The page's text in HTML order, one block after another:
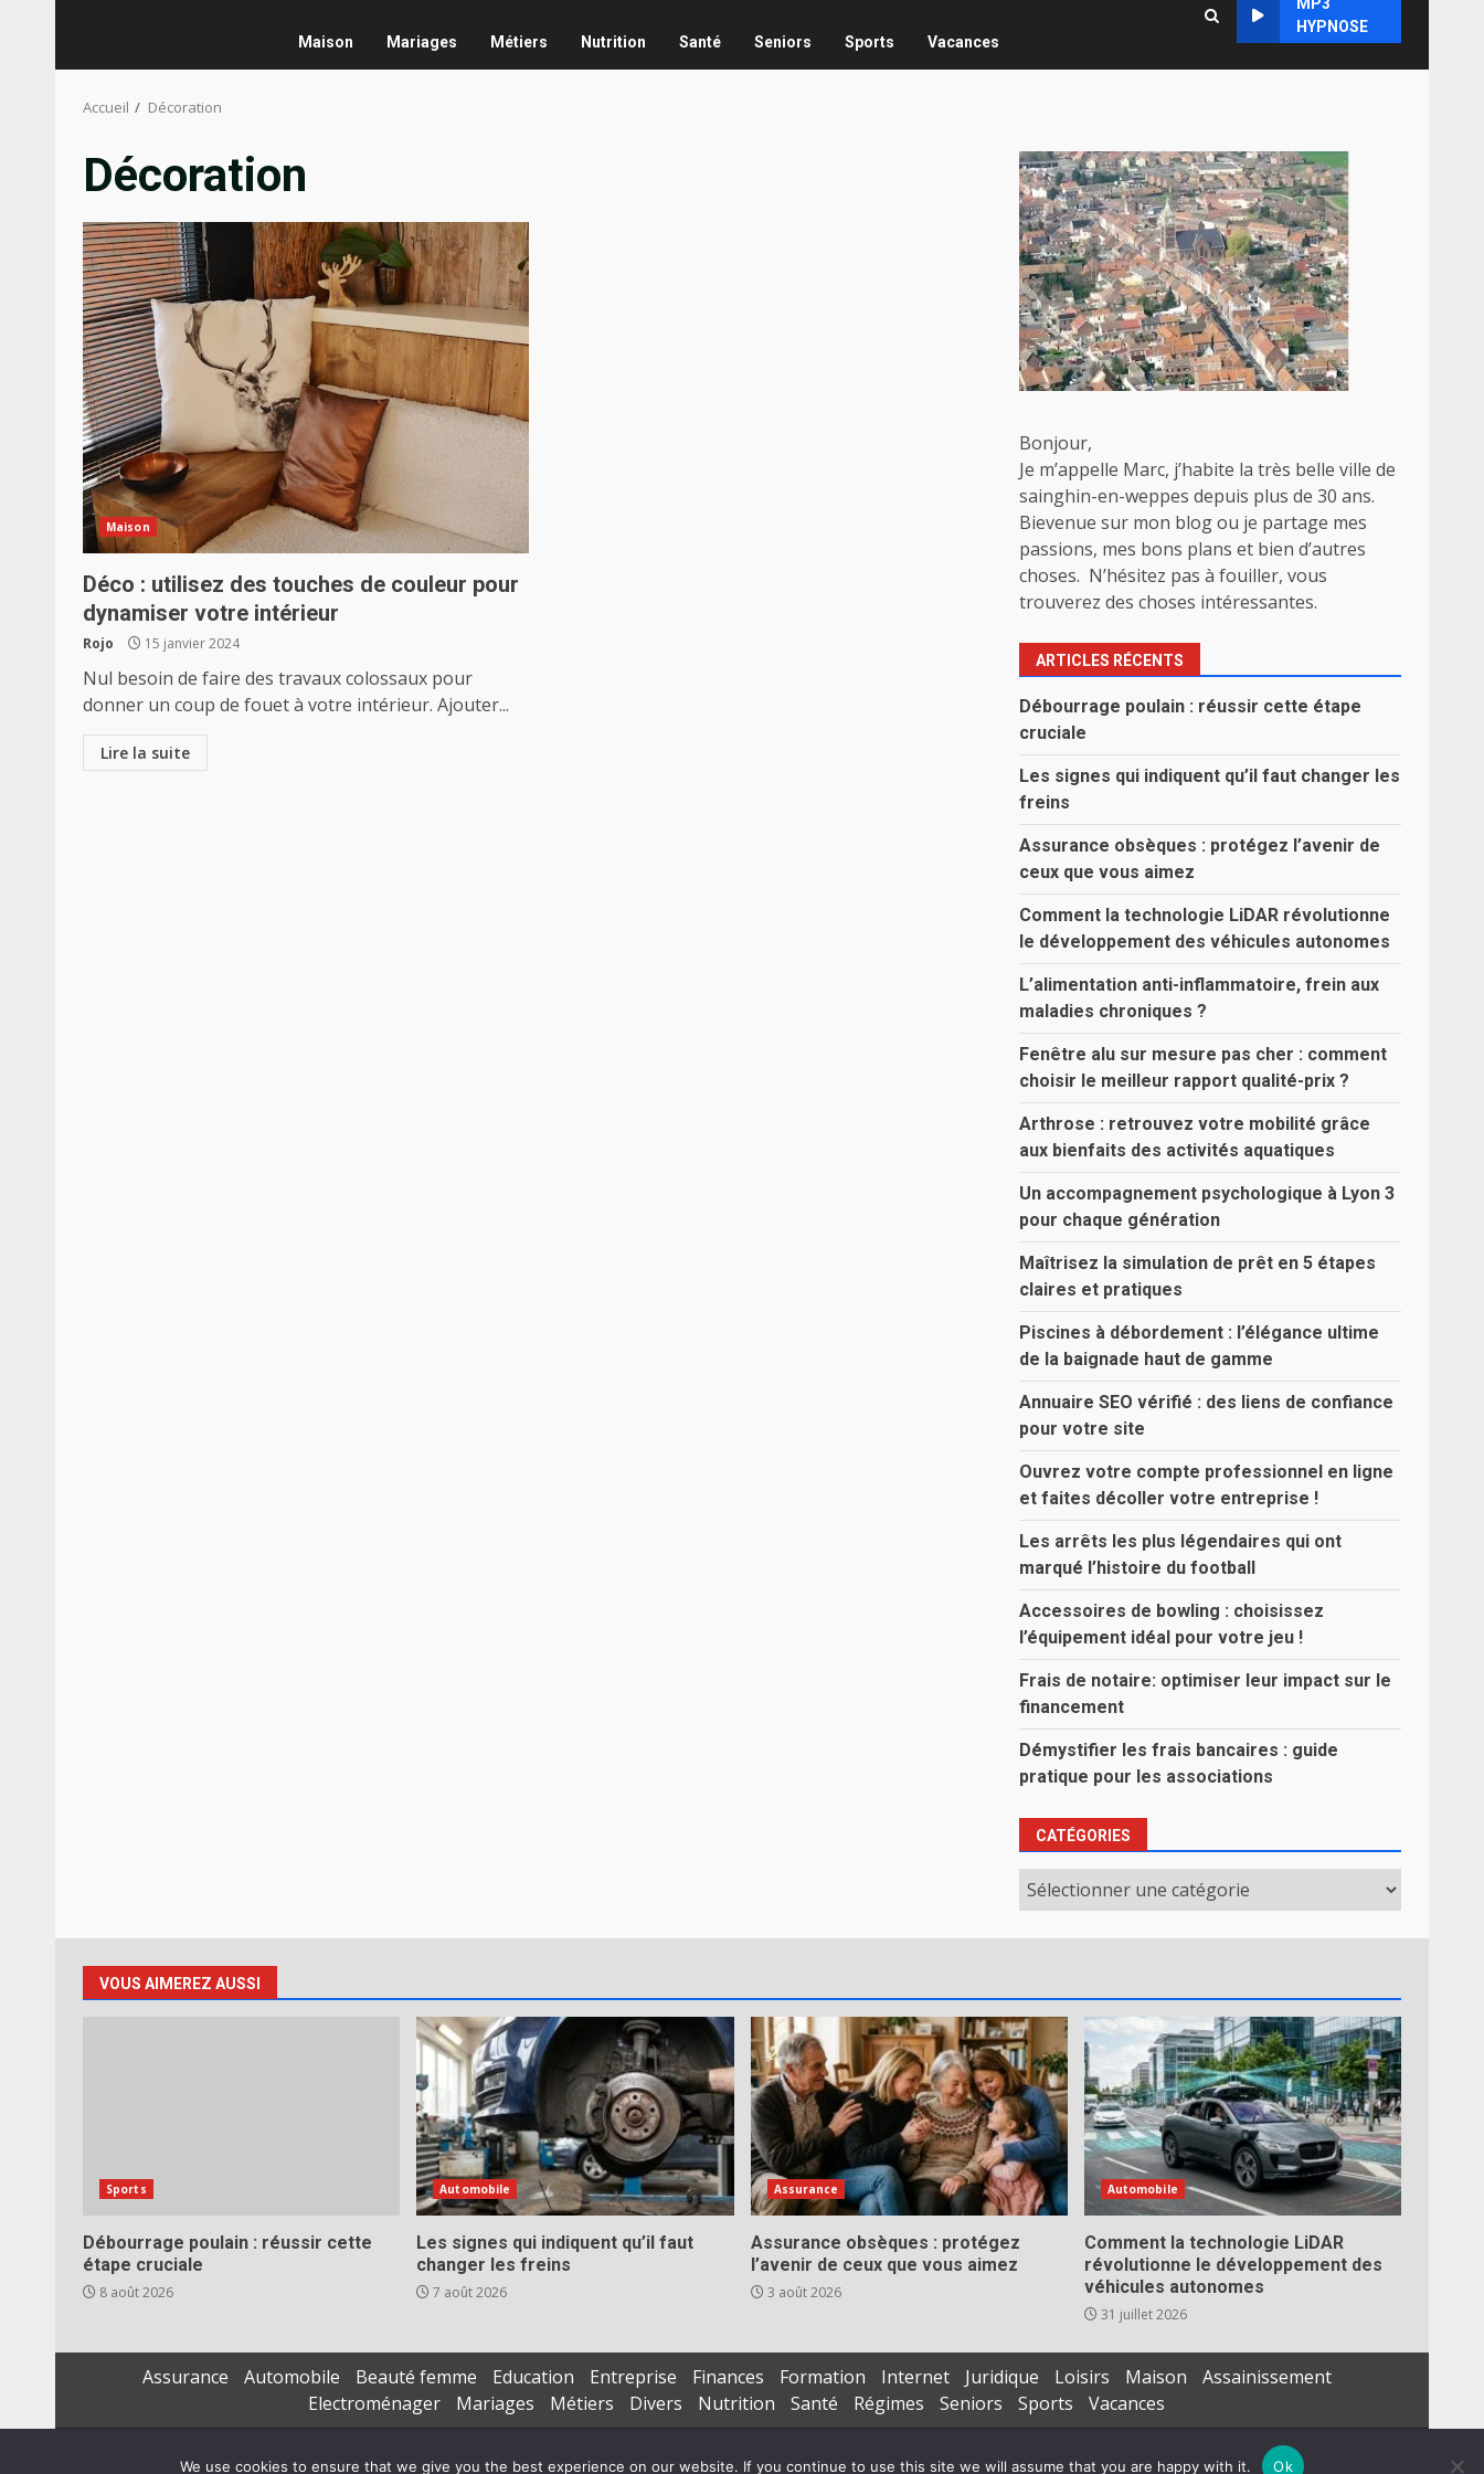
Maison Mariages Métiers Nutrition Santé Seniors Sports Vacances
HYPNOSE
Accueil Décoration
Décoration
Maison
Déco : utilisez des touches de couleur pour
dynamiser votre intérieur
Rojo 15 janvier 2024
Nul besoin de faire des travaux colossaux pour
donner un coup de fouet à votre intérieur. Ajouter...
Lire la suite
Bonjour,
Je m’appelle Marc, j’habite la très belle ville de
sainghin-en-weppes depuis plus de 30 ans.
Bievenue sur mon blog ou je partage mes
passions, mes bons plans et bien d’autres
choses. N’hésitez pas à fouiller, vous
trouverez des choses intéressantes.
ARTICLES RÉCENTS
Débourrage poulain : réussir cette étape
cruciale
Les signes qui indiquent qu’il faut changer les
freins
Assurance obsèques : protégez l’avenir de
ceux que vous aimez
Comment la technologie LiDAR révolutionne
le développement des véhicules autonomes
L’alimentation anti-inflammatoire, frein aux
maladies chroniques ?
Fenêtre alu sur mesure pas cher : comment
choisir le meilleur rapport qualité-prix ?
Arthrose : retrouvez votre mobilité grâce
aux bienfaits des activités aquatiques
Un accompagnement psychologique à Lyon 3
pour chaque génération
Maîtrisez la simulation de prêt en 5 étapes
claires et pratiques
Piscines à débordement : l’élégance ultime
de la baignade haut de gamme
Annuaire SEO vérifié : des liens de confiance
pour votre site
Ouvrez votre compte professionnel en ligne
et faites décoller votre entreprise !
Les arrêts les plus légendaires qui ont
marqué l’histoire du football
Accessoires de bowling : choisissez
l’équipement idéal pour votre jeu !
Frais de notaire: optimiser leur impact sur le
financement
Démystifier les frais bancaires : guide
pratique pour les associations
CATÉGORIES
Catégories
VOUS AIMEREZ AUSSI
Sports
Débourrage poulain : réussir cette
étape cruciale
8 août 2026
Automobile
Les signes qui indiquent qu’il faut
changer les freins
7 août 2026
Assurance
Assurance obsèques : protégez
l’avenir de ceux que vous aimez
3 août 2026
Automobile
Comment la technologie LiDAR
révolutionne le développement des
véhicules autonomes
31 juillet 2026
Assurance Automobile Beauté femme Education Entreprise Finances Formation Internet Juridique Loisirs Maison
Assainissement
Electroménager
Mariages Métiers Divers Nutrition Santé Régimes Seniors Sports
Vacances
We use cookies to ensure that we give you the best experience on our website. If you continue to use this site we will assume that you are happy with it. Ok